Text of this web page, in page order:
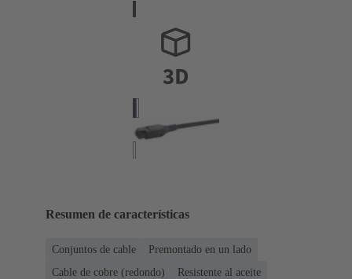
Resumen de características
Conjuntos de cable
Premontado en un lado
Cable de cobre (redondo)
Resistente al aceite